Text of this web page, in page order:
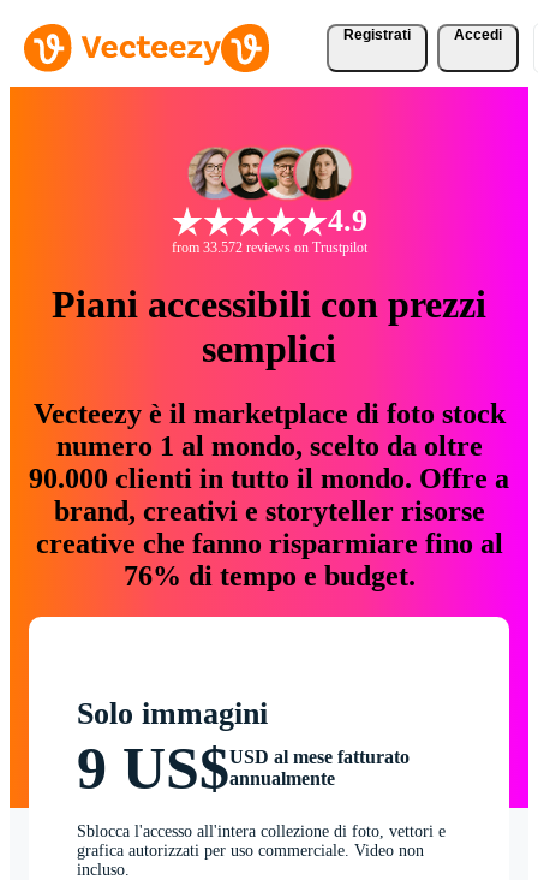
Registrati Accedi
4.9
from 33.572 reviews on Trustpilot
Piani accessibili con prezzi
semplici
Vecteezy è il marketplace di foto stock
numero 1 al mondo, scelto da oltre
90.000 clienti in tutto il mondo. Offre a
brand, creativi e storyteller risorse
creative che fanno risparmiare fino al
76% di tempo e budget.
Solo immagini
9 US$USD al mese fatturato
annualmente
Sblocca l'accesso all'intera collezione di foto, vettori e
grafica autorizzati per uso commerciale. Video non
incluso.